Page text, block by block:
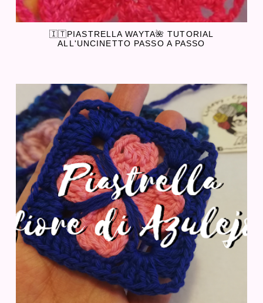
🇮🇹PIASTRELLA WAYTA🌺 TUTORIAL
ALL'UNCINETTO PASSO A PASSO